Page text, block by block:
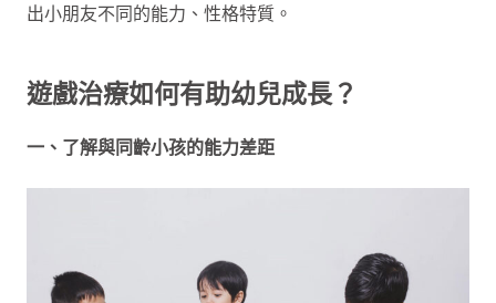
出小朋友不同的能力、性格特質。
遊戲治療如何有助幼兒成長？
一、了解與同齡小孩的能力差距